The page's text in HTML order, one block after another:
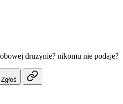
druzynie? nikomu nie podaje?
Zgłoś